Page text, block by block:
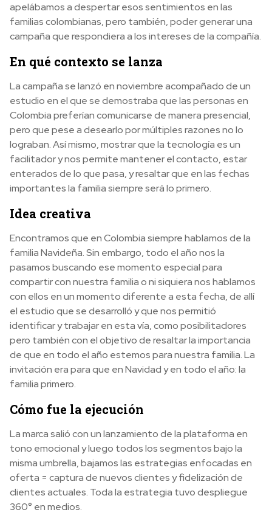
apelábamos a despertar esos sentimientos en las
familias colombianas, pero también, poder generar una
campaña que respondiera a los intereses de la compañía.
En qué contexto se lanza
La campaña se lanzó en noviembre acompañado de un
estudio en el que se demostraba que las personas en
Colombia preferían comunicarse de manera presencial,
pero que pese a desearlo por múltiples razones no lo
lograban. Así mismo, mostrar que la tecnología es un
facilitador y nos permite mantener el contacto, estar
enterados de lo que pasa, y resaltar que en las fechas
importantes la familia siempre será lo primero.
Idea creativa
Encontramos que en Colombia siempre hablamos de la
familia Navideña. Sin embargo, todo el año nos la
pasamos buscando ese momento especial para
compartir con nuestra familia o ni siquiera nos hablamos
con ellos en un momento diferente a esta fecha, de allí
el estudio que se desarrolló y que nos permitió
identificar y trabajar en esta vía, como posibilitadores
pero también con el objetivo de resaltar la importancia
de que en todo el año estemos para nuestra familia. La
invitación era para que en Navidad y en todo el año: la
familia primero.
Cómo fue la ejecución
La marca salió con un lanzamiento de la plataforma en
tono emocional y luego todos los segmentos bajo la
misma umbrella, bajamos las estrategias enfocadas en
oferta = captura de nuevos clientes y fidelización de
clientes actuales. Toda la estrategia tuvo despliegue
360° en medios.